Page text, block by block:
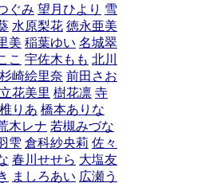
ぐみ 望月ひより 雪
水原梨花 徳永亜美
美 稲葉ゆい 名城翠
こ 宇佐木もも 北川
杉崎絵里奈 前田さお
立花美里 樹花凛 寺
りあ 橋本ありな
木レナ 若槻みづな
雫 倉科紗央莉 佐々
春川せせら 大塩友
ましろあい 広瀬う